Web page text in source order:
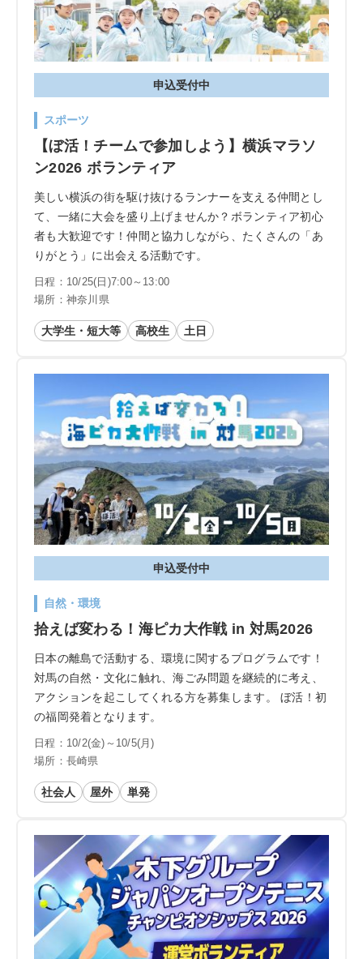
申込受付中
スポーツ
【ぼ活！チームで参加しよう】横浜マラソ
ン2026 ボランティア
美しい横浜の街を駆け抜けるランナーを支える仲間とし
て、一緒に大会を盛り上げませんか？ボランティア初心
者も大歓迎です！仲間と協力しながら、たくさんの「あ
りがとう」に出会える活動です。
日程：10/25(日)7:00～13:00
場所：神奈川県
大学生・短大等 高校生 土日
申込受付中
自然・環境
拾えば変わる！海ピカ大作戦 in 対馬2026
日本の離島で活動する、環境に関するプログラムです！
対馬の自然・文化に触れ、海ごみ問題を継続的に考え、
アクションを起こしてくれる方を募集します。 ぼ活！初
の福岡発着となります。
日程：10/2(金)～10/5(月)
場所：長崎県
社会人 屋外 単発